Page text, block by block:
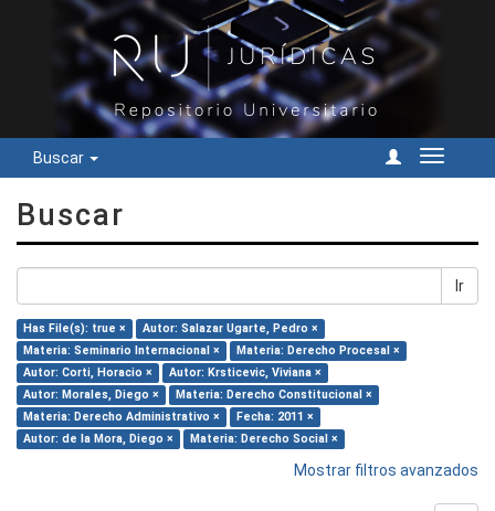
Buscar
Cambiar
Buscar
Ir
Has File(s): true ×
Autor: Salazar Ugarte, Pedro ×
Materia: Seminario Internacional ×
Materia: Derecho Procesal ×
Autor: Corti, Horacio ×
Autor: Krsticevic, Viviana ×
Autor: Morales, Diego ×
Materia: Derecho Constitucional ×
Materia: Derecho Administrativo ×
Fecha: 2011 ×
Autor: de la Mora, Diego ×
Materia: Derecho Social ×
Mostrar filtros avanzados